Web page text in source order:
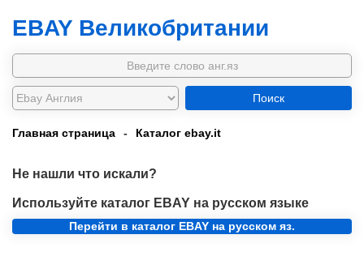
EBAY Великобритании
Поиск
Главная страница - Каталог ebay.it
Не нашли что искали?
Используйте каталог EBAY на русском языке
Перейти в каталог EBAY на русском яз.